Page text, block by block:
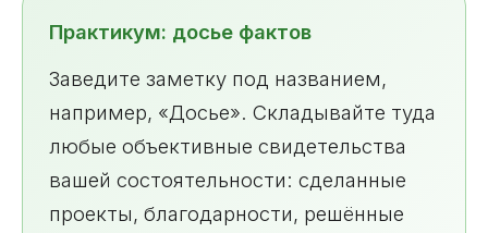
Практикум: досье фактов
Заведите заметку под названием,
например, «Досье». Складывайте туда
любые объективные свидетельства
вашей состоятельности: сделанные
проекты, благодарности, решённые